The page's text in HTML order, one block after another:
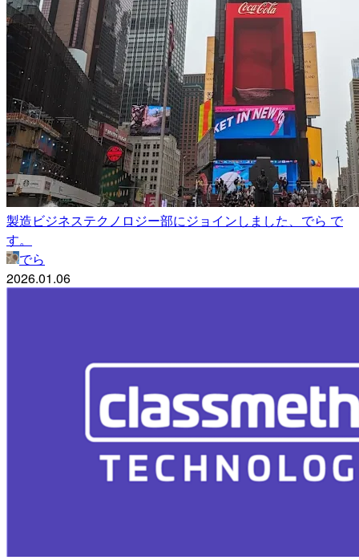
製造ビジネステクノロジー部にジョインしました、でら で
す。
でら
2026.01.06